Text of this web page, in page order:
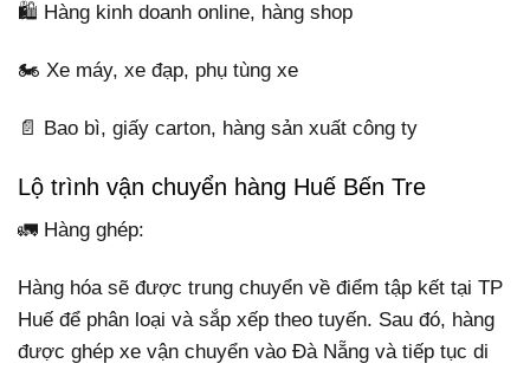
🛍️ Hàng kinh doanh online, hàng shop
🏍️ Xe máy, xe đạp, phụ tùng xe
📄 Bao bì, giấy carton, hàng sản xuất công ty
Lộ trình vận chuyển hàng Huế Bến Tre
🚛 Hàng ghép:
Hàng hóa sẽ được trung chuyển về điểm tập kết tại TP
Huế để phân loại và sắp xếp theo tuyến. Sau đó, hàng
được ghép xe vận chuyển vào Đà Nẵng và tiếp tục di